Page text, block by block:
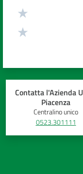
Contatta l'Azienda
Piacenza
Centralino unico
0523.301111